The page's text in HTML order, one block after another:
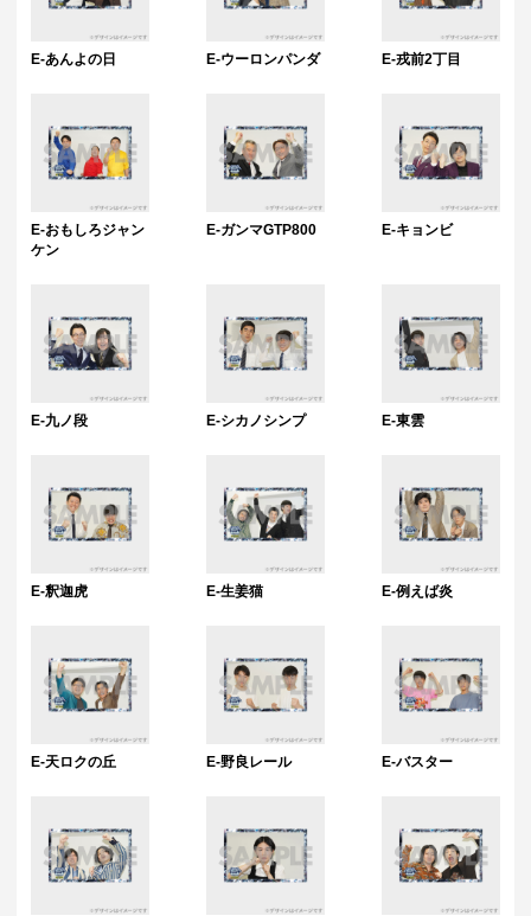
E-あんよの日 E-ウーロンパンダ E-戎前2丁目
E-おもしろジャン
ケン
E-ガンマGTP800 E-キョンビ
E-九ノ段 E-シカノシンプ E-東雲
E-釈迦虎 E-生姜猫 E-例えば炎
E-天ロクの丘 E-野良レール E-バスター